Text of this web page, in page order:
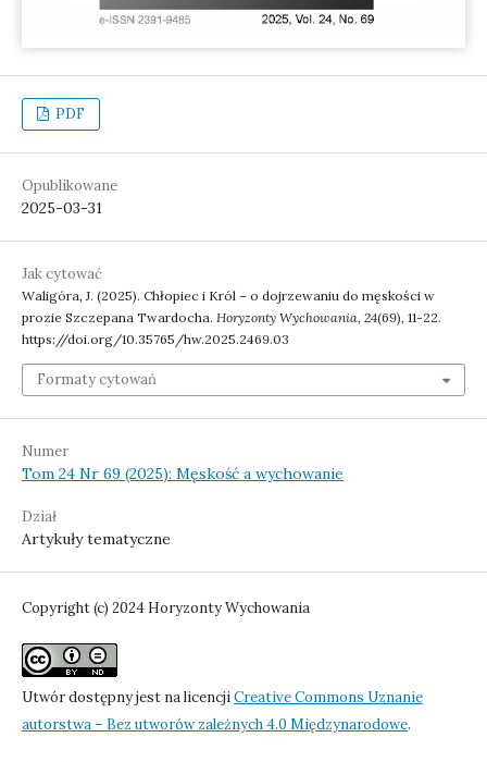
PDF
Opublikowane
2025-03-31
Jak cytować
Waligóra, J. (2025). Chłopiec i Król – o dojrzewaniu do męskości w
prozie Szczepana Twardocha. Horyzonty Wychowania, 24(69), 11-22.
https://doi.org/10.35765/hw.2025.2469.03
Formaty cytowań
Numer
Tom 24 Nr 69 (2025): Męskość a wychowanie
Dział
Artykuły tematyczne
Copyright (c) 2024 Horyzonty Wychowania
Utwór dostępny jest na licencjiCreative Commons Uznanie
autorstwa – Bez utworów zależnych 4.0 Międzynarodowe.